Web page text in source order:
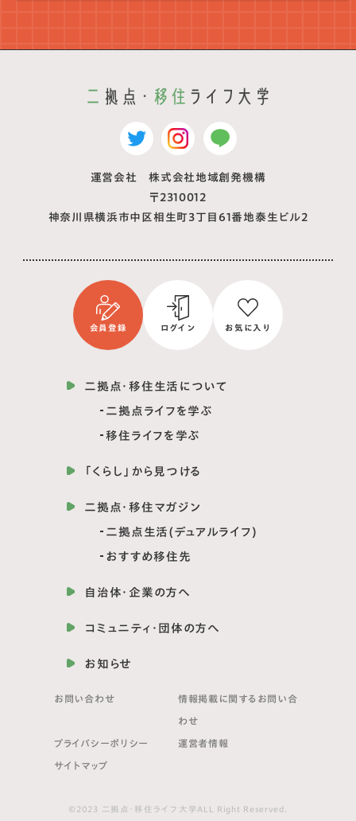
運営会社 株式会社地域創発機構
〒2310012
神奈川県横浜市中区相生町3丁目61番地泰生ビル2
会員登録 ログイン お気に入り
二拠点・移住生活について
二拠点ライフを学ぶ
移住ライフを学ぶ
「くらし」から見つける
二拠点・移住マガジン
二拠点生活(デュアルライフ)
おすすめ移住先
自治体・企業の方へ
コミュニティ・団体の方へ
お知らせ
お問い合わせ 情報掲載に関する お問い合
わせ
プライバシーポリシー 運営者情報
サイトマップ
©2023 二拠点・移住ライフ大学ALL Right Reserved.